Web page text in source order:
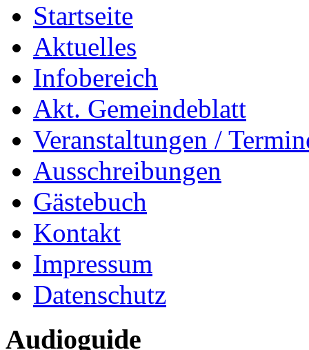
Startseite
Aktuelles
Infobereich
Akt. Gemeindeblatt
Veranstaltungen /
Ausschreibungen
Gästebuch
Kontakt
Impressum
Datenschutz
Audioguide